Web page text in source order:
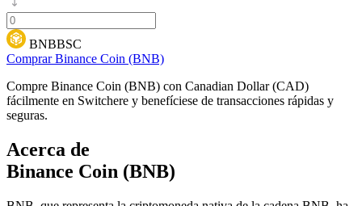
BNBBSC
Comprar Binance Coin (BNB)
Compre Binance Coin (BNB) con Canadian Dollar (CAD)
fácilmente en Switchere y benefíciese de transacciones rápidas y
seguras.
Acerca de
Binance Coin (BNB)